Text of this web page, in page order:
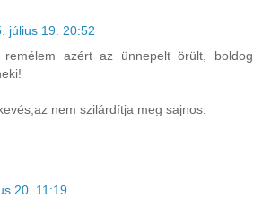
július 19. 20:52
remélem azért az ünnepelt örült, boldog
nem szilárdítja meg sajnos.
20. 11:19